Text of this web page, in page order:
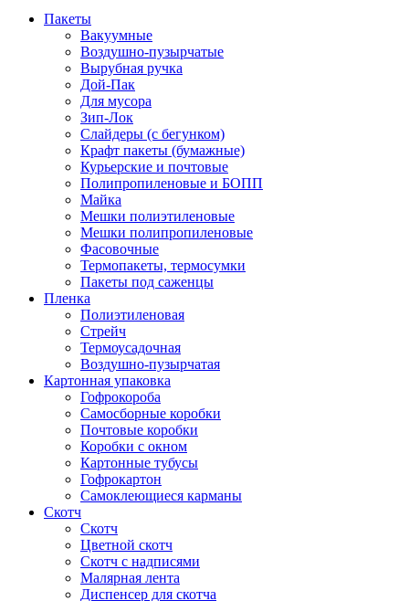
Пакеты
Вакуумные
Воздушно-пузырчатые
Вырубная ручка
Дой-Пак
Для мусора
Зип-Лок
Слайдеры (с бегунком)
Крафт пакеты (бумажные)
Курьерские и почтовые
Полипропиленовые и БОПП
Майка
Мешки полиэтиленовые
Мешки полипропиленовые
Фасовочные
Термопакеты, термосумки
Пакеты под саженцы
Пленка
Полиэтиленовая
Стрейч
Термоусадочная
Воздушно-пузырчатая
Картонная упаковка
Гофрокороба
Самосборные коробки
Почтовые коробки
Коробки с окном
Картонные тубусы
Гофрокартон
Самоклеющиеся карманы
Скотч
Скотч
Цветной скотч
Скотч с надписями
Малярная лента
Диспенсер для скотча